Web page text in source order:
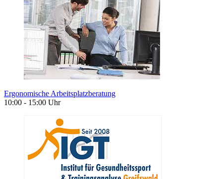
Ergonomische Arbeitsplatzberatung
10:00 - 15:00 Uhr